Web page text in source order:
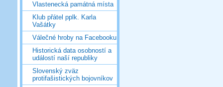
Vlastenecká památná místa
Klub přátel pplk. Karla
Vašátky
Válečné hroby na Facebooku
Historická data osobností a
událostí naší republiky
Slovenský zväz
protifašistických bojovníkov